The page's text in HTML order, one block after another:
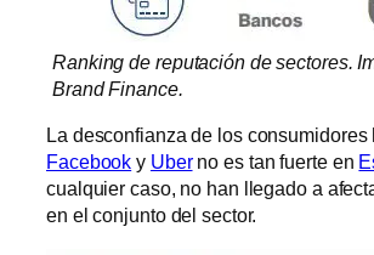
Ranking de reputación de sectores.
Brand Finance.
La desconfianza de los consumidores
Facebook y Uberno es tan fuerte en
cualquier caso, no han llegado a
en el conjunto del sector.